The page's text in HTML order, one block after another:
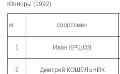
Юниоры (1992)
м спортсмен
1 Иван ЕРШОВ
2 Дмитрий КОШЕЛЬНИК